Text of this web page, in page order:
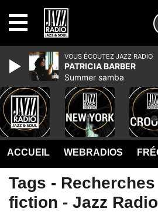
ACCUEIL WEBRADIOS
Tags -
fiction - Jazz Radio
VOUS ÉCOUTEZ JAZZ RADIO
PATRICIA BARBER
Summer samba